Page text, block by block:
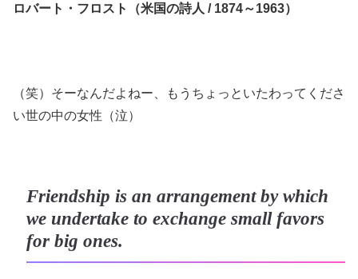
ロバート・フロスト（米国の詩人 / 1874～1963）
（笑）そーなんだよねー、もうちょっといたわってくださ
い世の中の女性（泣）
Friendship is an arrangement by which
we undertake to exchange small favors
for big ones.